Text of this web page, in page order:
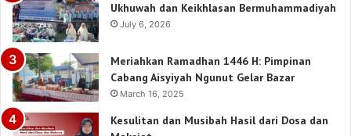
Ukhuwah dan Keikhlasan Bermuhammadiyah
July 6, 2026
Meriahkan Ramadhan 1446 H: Pimpinan
Cabang Aisyiyah Ngunut Gelar Bazar
March 16, 2025
Kesulitan dan Musibah Hasil dari Dosa dan